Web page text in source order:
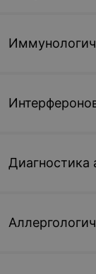
Диагностика